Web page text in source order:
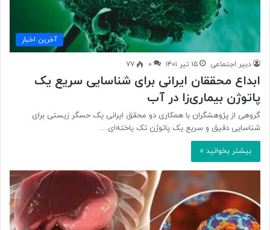
آخرین اخبار
دبیر اجتماعی ۱۵ تیر ۱۴۰۱ ۰ ۷۷
ابداع محققان ایرانی برای شناسایی سریع یک
پاتوژن بیماری‌زا در آب
گروهی از پژوهشگران با همکاری دو محقق ایرانی یک حسگر زیستی برای
شناسایی دقیق و سریع یک پاتوژن تک یاخته‌ای…
بیشتر بخوانید »